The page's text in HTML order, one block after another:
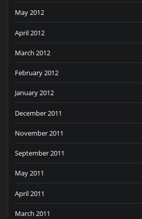
May 2012
April 2012
March 2012
February 2012
January 2012
December 2011
November 2011
September 2011
May 2011
April 2011
March 2011